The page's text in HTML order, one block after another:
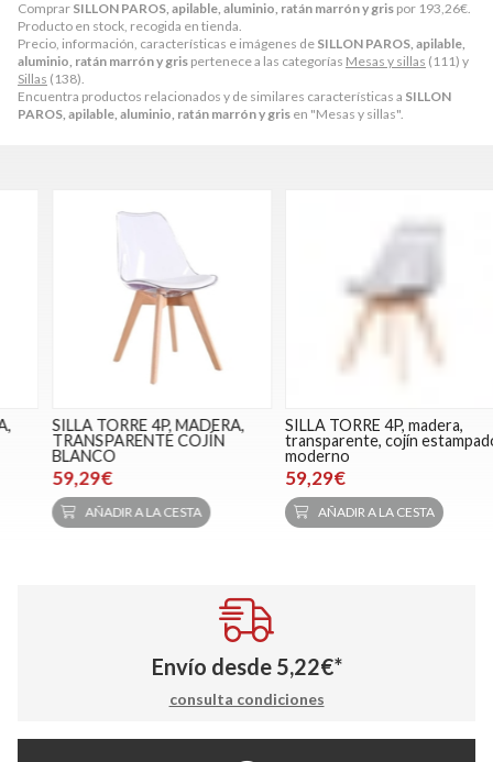
Comprar SILLON PAROS, apilable, aluminio, ratán marrón y gris por 193,26€
Producto en stock, recogida en tienda.
Precio, información, características e imágenes de SILLON PAROS, apilable,
aluminio, ratán marrón y gris pertenece a las categorías Mesas y sillas (111) y
Sillas (138).
Encuentra productos relacionados y de similares características a SILLON
PAROS, apilable, aluminio, ratán marrón y gris en "Mesas y sillas".
SILLA TORRE 4P, MADERA,
TRANSPARENTE COJÍN
BLANCO
59,29€
AÑADIR A LA CESTA
SILLA TORRE 4P, madera,
transparente, cojín estampado
moderno
59,29€
AÑADIR A LA CESTA
Envío desde 5,22€*
consulta condiciones